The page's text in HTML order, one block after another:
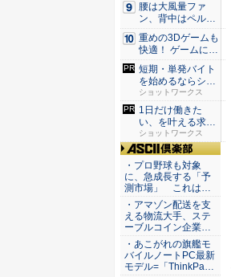
腰は大風量ファ
ン、背中はペルチ
ェ冷却。ダ...
重めの3Dゲームも
快適！ ゲームに強
いH...
短期・単発バイト
を始めるならショ
ットワー...
ショットワークス
1日だけ働きた
い、を叶える求人
サイト
ショットワークス
ASCII倶楽部
・プロ野球も対象
に、急成長する「予
測市場」 これは…
・アマゾン配送を支
える物流大手、ステ
ーブルコイン企業…
・あこがれの旗艦モ
バイルノートPC最新
モデル=「ThinkPa…